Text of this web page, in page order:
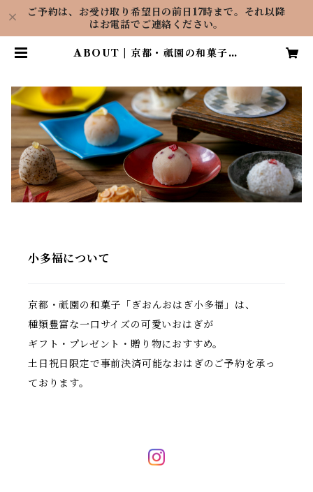
ご予約は、お受け取り希望日の前日17時まで。それ以降
はお電話でご連絡ください。
ABOUT | 京都・祇園の和菓子屋
小多福について
京都・祇園の和菓子「ぎおんおはぎ小多福」は、
種類豊富な一口サイズの可愛いおはぎが
ギフト・プレゼント・贈り物におすすめ。
土日祝日限定で事前決済可能なおはぎのご予約を承っ
ております。